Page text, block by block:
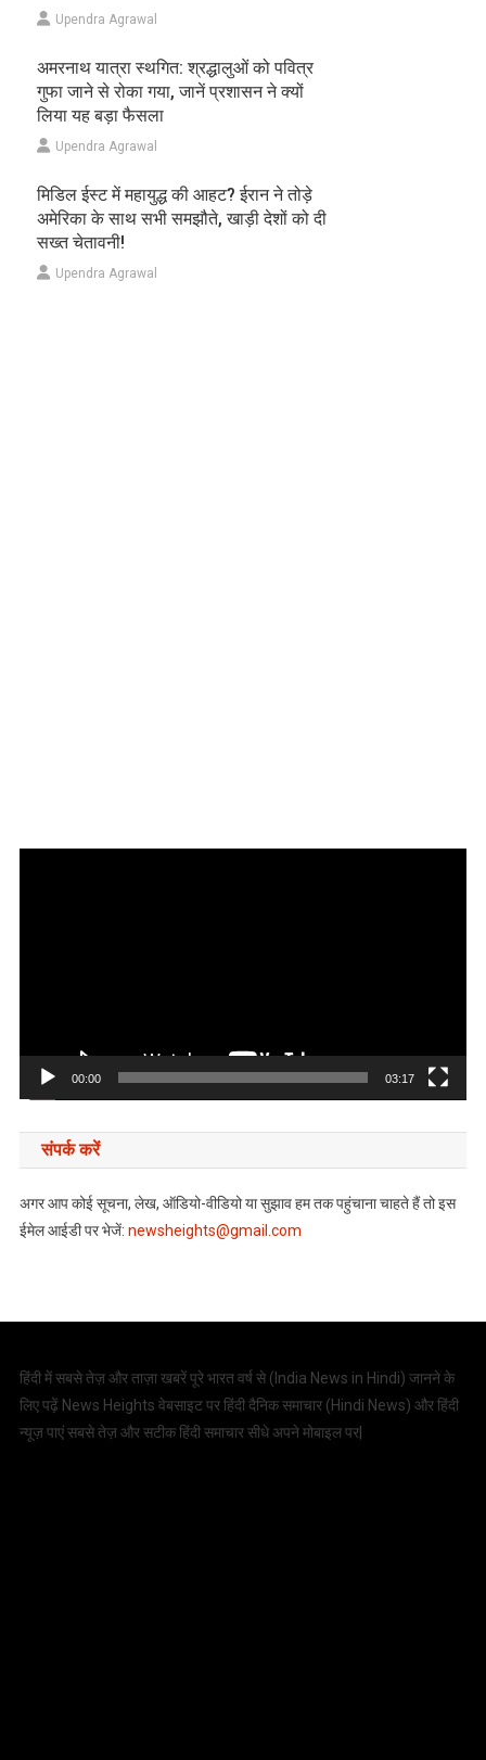
Upendra Agrawal
अमरनाथ यात्रा स्थगित: श्रद्धालुओं को पवित्र
गुफा जाने से रोका गया, जानें प्रशासन ने क्यों
लिया यह बड़ा फैसला
Upendra Agrawal
मिडिल ईस्ट में महायुद्ध की आहट? ईरान ने तोड़े
अमेरिका के साथ सभी समझौते, खाड़ी देशों को दी
सख्त चेतावनी!
Upendra Agrawal
00:00 03:17
संपर्क करें
अगर आप कोई सूचना, लेख, ऑडियो-वीडियो या सुझाव हम तक पहुंचाना चाहते हैं तो इस
ईमेल आईडी पर भेजें: newsheights@gmail.com
हिंदी में सबसे तेज़ और ताज़ा खबरें पूरे भारत वर्ष से ( India News in Hindi) जानने के
लिए पढ़ें News Heights वेबसाइट पर हिंदी दैनिक समाचार (Hindi News) और हिंदी
न्यूज़ पाएं सबसे तेज़ और सटीक हिंदी समाचार सीधे अपने मोबाइल पर|